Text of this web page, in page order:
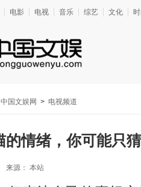
电影 电视 音乐 综艺 文化
中国文娱网 > 电视频道
的情绪，你可能只
来源： 本站